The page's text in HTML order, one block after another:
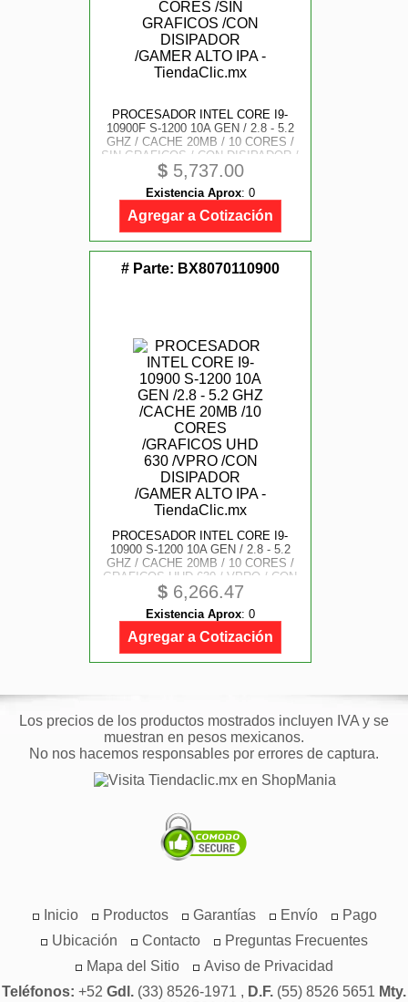
PROCESADOR INTEL CORE I9-
10900F S-1200 10A GEN / 2.8 - 5.2
GHZ / CACHE 20MB / 10 CORES /
SIN GRAFICOS / CON DISIPADOR /
GAMER ALTO IPA
$5,737.00
Existencia Aprox: 0
Agregar a Cotización
# Parte: BX8070110900
PROCESADOR INTEL CORE I9-
10900 S-1200 10A GEN / 2.8 - 5.2
GHZ / CACHE 20MB / 10 CORES /
GRAFICOS UHD 630 / VPRO / CON
DISIPADOR / GAMER ALTO IPA
$6,266.47
Existencia Aprox: 0
Agregar a Cotización
Los precios de los productos mostrados incluyen IVA y se
muestran en pesos mexicanos.
No nos hacemos responsables por errores de captura.
Inicio Productos Garantías Envío
Pago
Ubicación
Contacto
Preguntas Frecuentes
Mapa del Sitio
Aviso de Privacidad
Teléfonos: +52 Gdl. (33) 8526-1971 , D.F. (55) 8526 5651 Mty.